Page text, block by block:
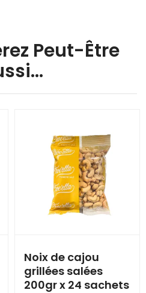
Peut-Être
Noix de cajou
grillées salées
200gr x 24 sachets